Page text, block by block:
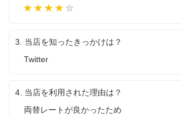
た
3. 当店を知ったきっかけは？
Twitter
4. 当店を利用された理由は？
両替レートが良かったため